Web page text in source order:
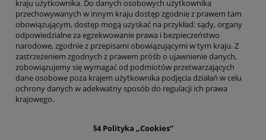
kraju użytkownika. Do danych osobowych użytkownika
przechowywanych w innym kraju dostęp zgodnie z prawem tam
obowiązującym, dostęp mogą uzyskać na przykład: sądy, organy
odpowiedzialne za egzekwowanie prawa i bezpieczeństwo
narodowe, zgodnie z przepisami obowiązującymi w tym kraju. Z
zastrzeżeniem zgodnych z prawem próśb o ujawnienie danych,
zobowiązujemy się wymagać od podmiotów przetwarzających
dane osobowe poza krajem użytkownika podjęcia działań w celu
ochrony danych w adekwatny sposób do regulacji ich prawa
krajowego.
§4 Polityka „Cookies”